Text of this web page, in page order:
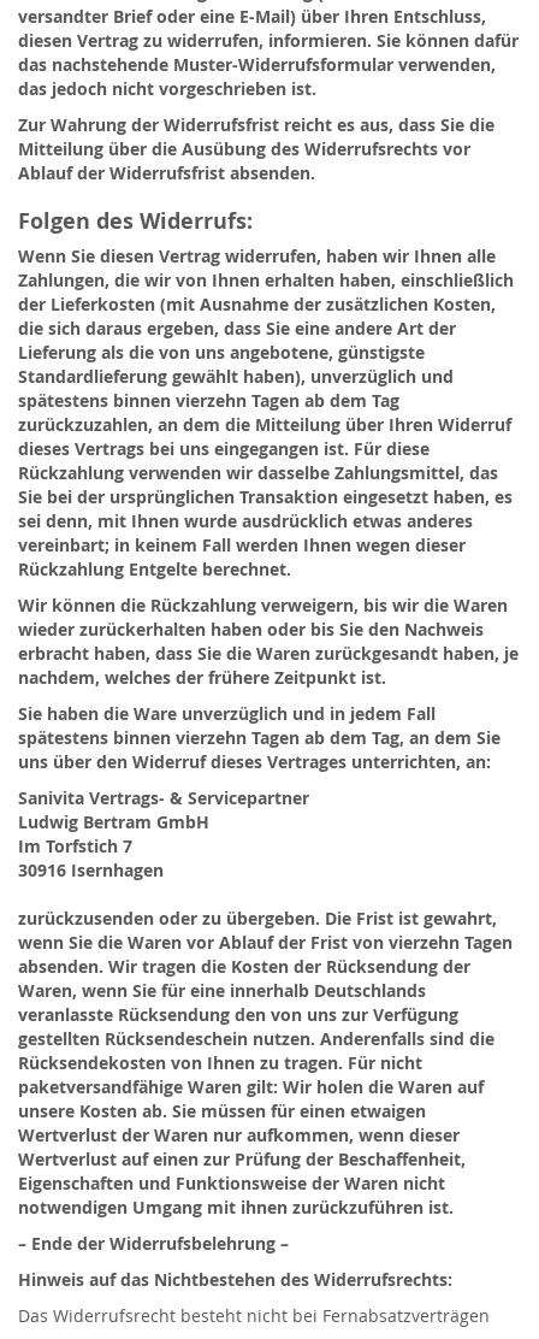
versandter Brief oder eine E-Mail) über Ihren Entschluss,
diesen Vertrag zu widerrufen, informieren. Sie können dafür
das nachstehende Muster-Widerrufsformular verwenden,
das jedoch nicht vorgeschrieben ist.
Zur Wahrung der Widerrufsfrist reicht es aus, dass Sie die
Mitteilung über die Ausübung des Widerrufsrechts vor
Ablauf der Widerrufsfrist absenden.
Folgen des Widerrufs:
Wenn Sie diesen Vertrag widerrufen, haben wir Ihnen alle
Zahlungen, die wir von Ihnen erhalten haben, einschließlich
der Lieferkosten (mit Ausnahme der zusätzlichen Kosten,
die sich daraus ergeben, dass Sie eine andere Art der
Lieferung als die von uns angebotene, günstigste
Standardlieferung gewählt haben), unverzüglich und
spätestens binnen vierzehn Tagen ab dem Tag
zurückzuzahlen, an dem die Mitteilung über Ihren Widerruf
dieses Vertrags bei uns eingegangen ist. Für diese
Rückzahlung verwenden wir dasselbe Zahlungsmittel, das
Sie bei der ursprünglichen Transaktion eingesetzt haben, es
sei denn, mit Ihnen wurde ausdrücklich etwas anderes
vereinbart; in keinem Fall werden Ihnen wegen dieser
Rückzahlung Entgelte berechnet.
Wir können die Rückzahlung verweigern, bis wir die Waren
wieder zurückerhalten haben oder bis Sie den Nachweis
erbracht haben, dass Sie die Waren zurückgesandt haben, je
nachdem, welches der frühere Zeitpunkt ist.
Sie haben die Ware unverzüglich und in jedem Fall
spätestens binnen vierzehn Tagen ab dem Tag, an dem Sie
uns über den Widerruf dieses Vertrages unterrichten, an:
Sanivita Vertrags- & Servicepartner
Ludwig Bertram GmbH
Im Torfstich 7
30916 Isernhagen
zurückzusenden oder zu übergeben. Die Frist ist gewahrt,
wenn Sie die Waren vor Ablauf der Frist von vierzehn Tagen
absenden. Wir tragen die Kosten der Rücksendung der
Waren, wenn Sie für eine innerhalb Deutschlands
veranlasste Rücksendung den von uns zur Verfügung
gestellten Rücksendeschein nutzen. Anderenfalls sind die
Rücksendekosten von Ihnen zu tragen. Für nicht
paketversandfähige Waren gilt: Wir holen die Waren auf
unsere Kosten ab. Sie müssen für einen etwaigen
Wertverlust der Waren nur aufkommen, wenn dieser
Wertverlust auf einen zur Prüfung der Beschaffenheit,
Eigenschaften und Funktionsweise der Waren nicht
notwendigen Umgang mit ihnen zurückzuführen ist.
– Ende der Widerrufsbelehrung –
Hinweis auf das Nichtbestehen des Widerrufsrechts:
Das Widerrufsrecht besteht nicht bei Fernabsatzverträgen